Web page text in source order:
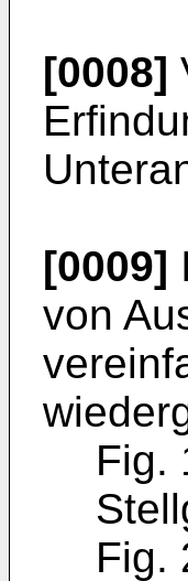
[0008]
[0009]
von
Fig.
Fig.